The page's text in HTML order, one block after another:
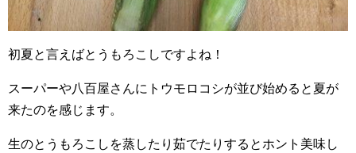
初夏と言えばとうもろこしですよね！
スーパーや八百屋さんにトウモロコシが並び始めると夏が
来たのを感じます。
生のとうもろこしを蒸したり茹でたりするとホント美味し